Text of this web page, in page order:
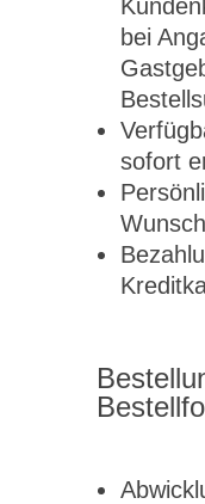
bei
sofort
Wunsch